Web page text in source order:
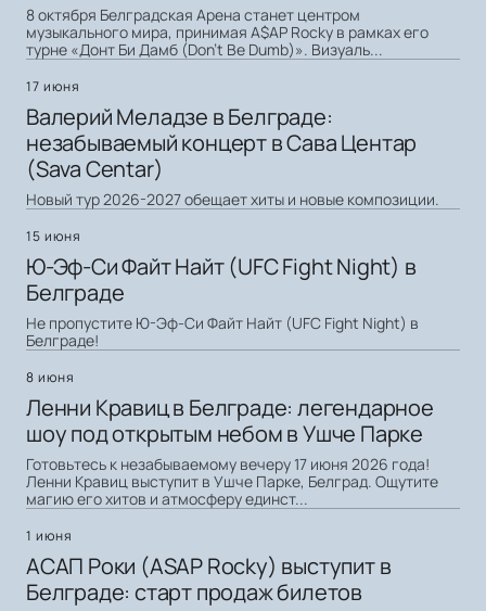
8 октября Белградская Арена станет центром
музыкального мира, принимая A$AP Rocky в рамках его
турне «Донт Би Дамб (Don’t Be Dumb)». Визуаль...
17 июня
Валерий Меладзе в Белграде:
незабываемый концерт в Сава Центар
(Sava Centar)
Новый тур 2026-2027 обещает хиты и новые композиции.
15 июня
Ю-Эф-Си Файт Найт (UFC Fight Night) в
Белграде
Не пропустите Ю-Эф-Си Файт Найт (UFC Fight Night) в
Белграде!
8 июня
Ленни Кравиц в Белграде: легендарное
шоу под открытым небом в Ушче Парке
Готовьтесь к незабываемому вечеру 17 июня 2026 года!
Ленни Кравиц выступит в Ушче Парке, Белград. Ощутите
магию его хитов и атмосферу единст...
1 июня
АСАП Роки (ASAP Rocky) выступит в
Белграде: старт продаж билетов